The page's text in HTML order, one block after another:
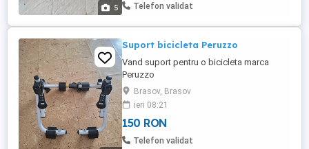
5 Telefon validat
Suport bicicleta Peruzzo
Vand suport pentru o bicicleta marca
Peruzzo
Brasov, Brasov
ieri 08:21
150 RON
Telefon validat